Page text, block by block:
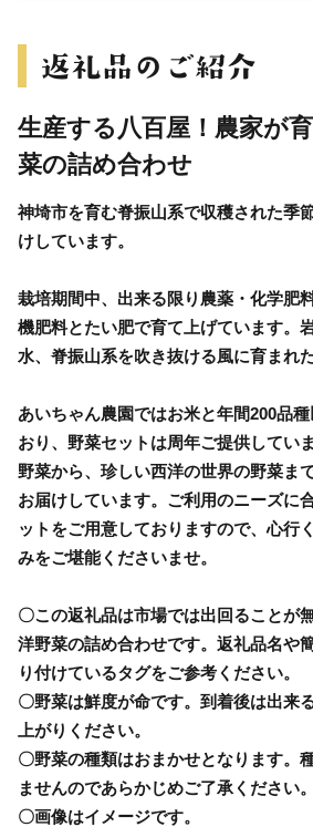
生産する八百屋！農家が
菜の詰め合わせ
神埼市を育む脊振山系で収穫された季
けしています。
栽培期間中、出来る限り農薬・化学肥
機肥料とたい肥で育て上げています。
水、脊振山系を吹き抜ける風に育まれ
あいちゃん農園ではお米と年間200品
おり、野菜セットは周年ご提供してい
野菜から、珍しい西洋の世界の野菜ま
お届けしています。ご利用のニーズに
ットをご用意しておりますので、心行
みをご堪能くださいませ。
〇この返礼品は市場では出回ることが
洋野菜の詰め合わせです。返礼品名や
り付けているタグをご参考ください。
〇野菜は鮮度が命です。到着後は出来
上がりください。
〇野菜の種類はおまかせとなります。
ませんのであらかじめご了承ください。
〇画像はイメージです。